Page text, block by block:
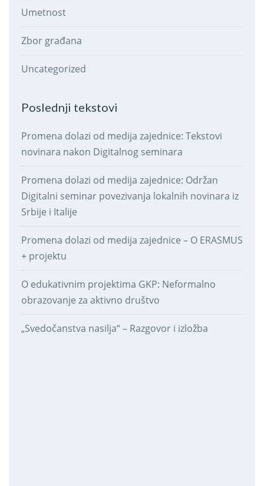
Umetnost
Zbor građana
Uncategorized
Poslednji tekstovi
Promena dolazi od medija zajednice: Tekstovi
novinara nakon Digitalnog seminara
Promena dolazi od medija zajednice: Održan
Digitalni seminar povezivanja lokalnih novinara iz
Srbije i Italije
Promena dolazi od medija zajednice – O ERASMUS
+ projektu
O edukativnim projektima GKP: Neformalno
obrazovanje za aktivno društvo
„Svedočanstva nasilja“ – Razgovor i izložba